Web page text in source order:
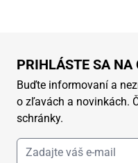
PRIHLÁSTE SA NA
Buďte informovaní a
o zľavách a novinkách.
schránky.